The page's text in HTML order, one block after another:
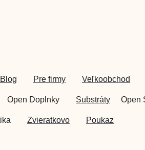
Blog Pre firmy Veľkoobchod
Open Doplnky Substráty Open
Zvieratkovo
Poukaz